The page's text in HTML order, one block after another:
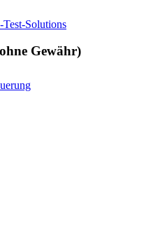
Solutions
Gewähr)